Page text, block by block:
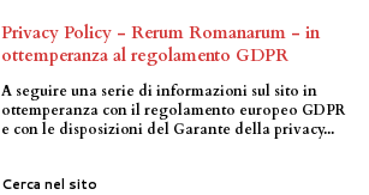
Privacy Policy - Rerum Romanarum - in
ottemperanza al regolamento GDPR
A seguire una serie di informazioni sul sito in
ottemperanza con il regolamento europeo GDPR
e con le disposizioni del Garante della privacy...
Cerca nel sito